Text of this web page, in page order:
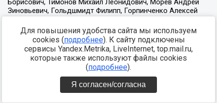
Для повышения удобства сайта мы используем
cookies (подробнее). К сайту подключены
сервисы Yandex.Metrika, LiveInternet, top.mail.ru,
которые также используют файлы cookies
(подробнее).
Я согласен/согласна